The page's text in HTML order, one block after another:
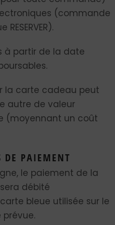
(commande
à partir de la date
la carte cadeau peut
autre de valeur
(moyennant un coût
DE PAIEMENT
le paiement de la
débité
bleue utilisée sur le
prévue.